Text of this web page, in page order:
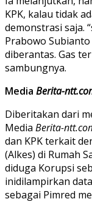
KPK, kalau tidak
demonstrasi saja.
Prabowo
diberantas. Gas
sambungnya.
Media Berita-
Diberitakan dari
Media Berita-
dan KPK terkait
(Alkes) di Rumah
diduga Korupsi
inidilampirkan
sebagai Pimred